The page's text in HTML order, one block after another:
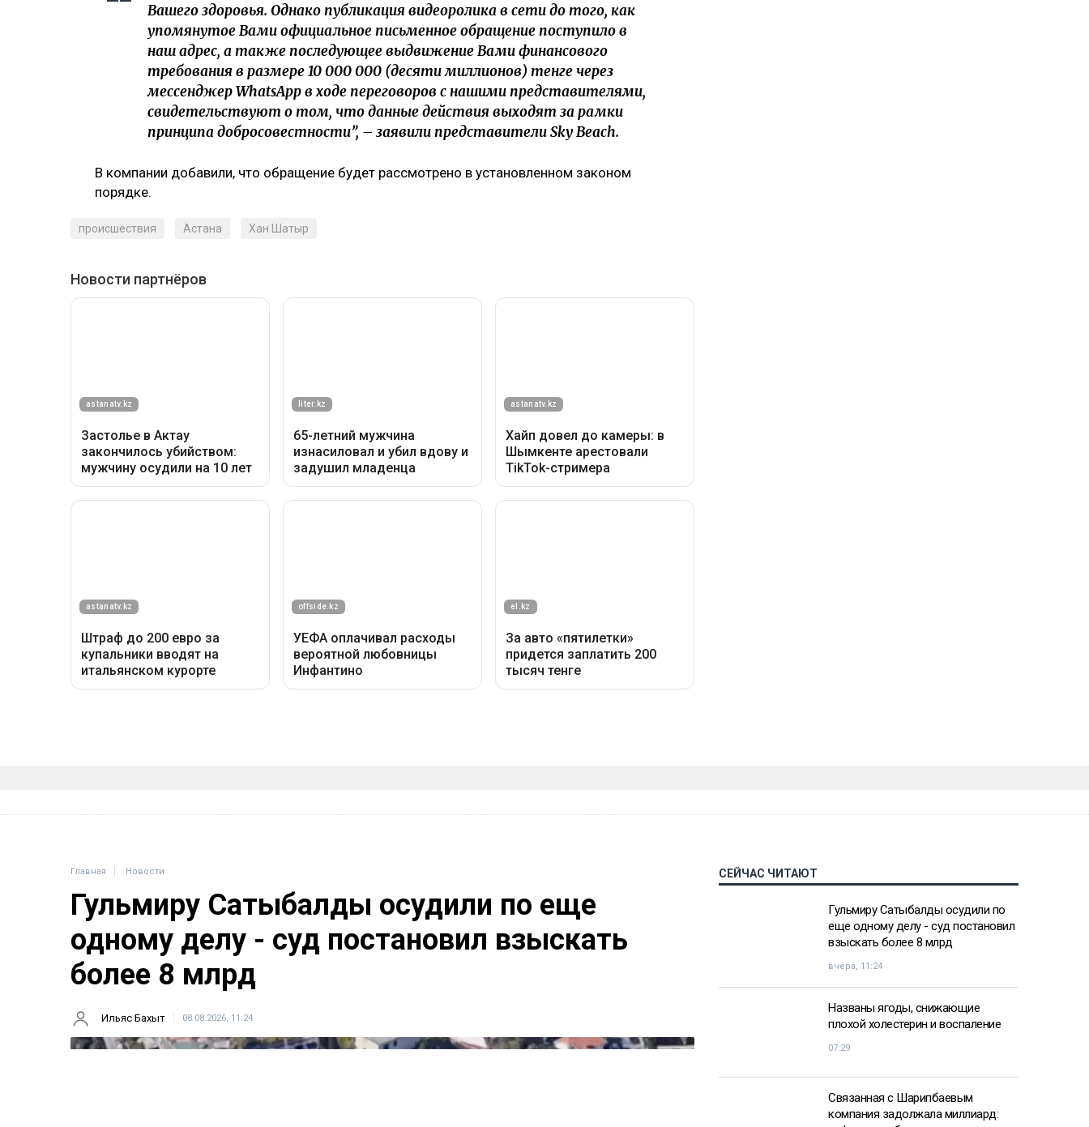
Вашего здоровья. Однако публикация видеоролика в сети до того, как
упомянутое Вами официальное письменное обращение поступило в
наш адрес, а также последующее выдвижение Вами финансового
требования в размере 10 000 000 (десяти миллионов) тенге через
мессенджер WhatsApp в ходе переговоров с нашими представителями,
свидетельствуют о том, что данные действия выходят за рамки
принципа добросовестности”, – заявили представители Sky Beach.
В компании добавили, что обращение будет рассмотрено в установленном законом
порядке.
происшествия Астана Хан Шатыр
Главная Новости
Гульмиру Сатыбалды осудили по еще
одному делу - суд постановил взыскать
более 8 млрд
Ильяс Бахыт 08.08.2026, 11:24
СЕЙЧАС ЧИТАЮТ
Гульмиру Сатыбалды осудили по
еще одному делу - суд постановил
взыскать более 8 млрд
вчера, 11:24
Названы ягоды, снижающие
плохой холестерин и воспаление
07:29
Связанная с Шарипбаевым
компания задолжала миллиард: